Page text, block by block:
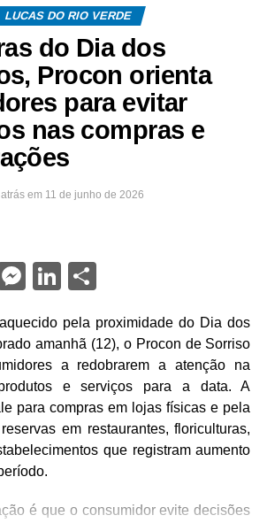
LUCAS DO RIO VERDE
do Dia dos
Procon orienta
para evitar
nas compras e
em 11 de junho de 2026
TwitterMessenger
LinkedIn
pela proximidade do Dia dos
amanhã (12), o Procon de Sorriso
a redobrarem a atenção na
e serviços para a data. A
para compras em lojas físicas e pela
em restaurantes, floriculturas,
que registram aumento
é que o consumidor evite decisões